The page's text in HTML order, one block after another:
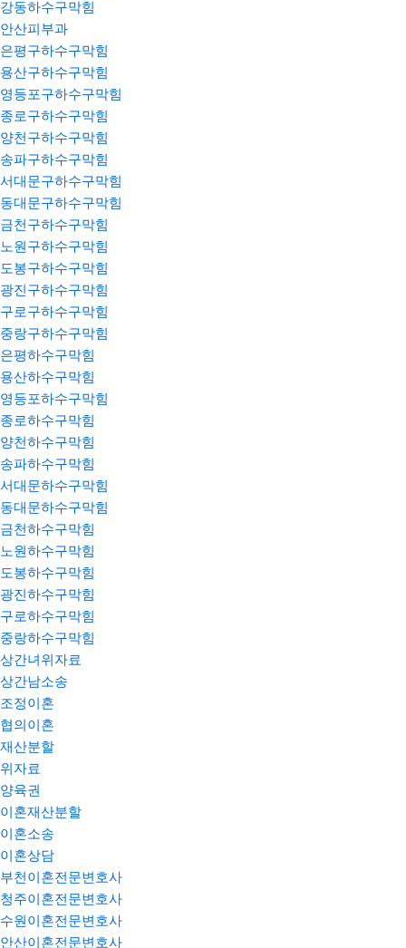
강동하수구막힘
안산피부과
은평구하수구막힘
용산구하수구막힘
영등포구하수구막힘
종로구하수구막힘
양천구하수구막힘
송파구하수구막힘
서대문구하수구막힘
동대문구하수구막힘
금천구하수구막힘
노원구하수구막힘
도봉구하수구막힘
광진구하수구막힘
구로구하수구막힘
중랑구하수구막힘
은평하수구막힘
용산하수구막힘
영등포하수구막힘
종로하수구막힘
양천하수구막힘
송파하수구막힘
서대문하수구막힘
동대문하수구막힘
금천하수구막힘
노원하수구막힘
도봉하수구막힘
광진하수구막힘
구로하수구막힘
중랑하수구막힘
상간녀위자료
상간남소송
조정이혼
협의이혼
재산분할
위자료
양육권
이혼재산분할
이혼소송
이혼상담
부천이혼전문변호사
청주이혼전문변호사
수원이혼전문변호사
안산이혼전문변호사